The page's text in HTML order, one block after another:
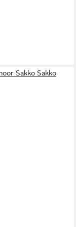
Sakko Sakko